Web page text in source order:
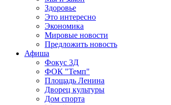
Здоровье
Это интересно
Экономика
Мировые новости
Предложить новость
Афиша
Фокус 3Д
ФОК "Темп"
Площадь Ленина
Дворец культуры
Дом спорта